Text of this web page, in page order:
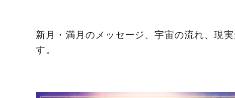
新月・満月のメッセージ、宇宙の流れ、現
す。